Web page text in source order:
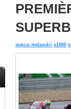
marco melandri s1000